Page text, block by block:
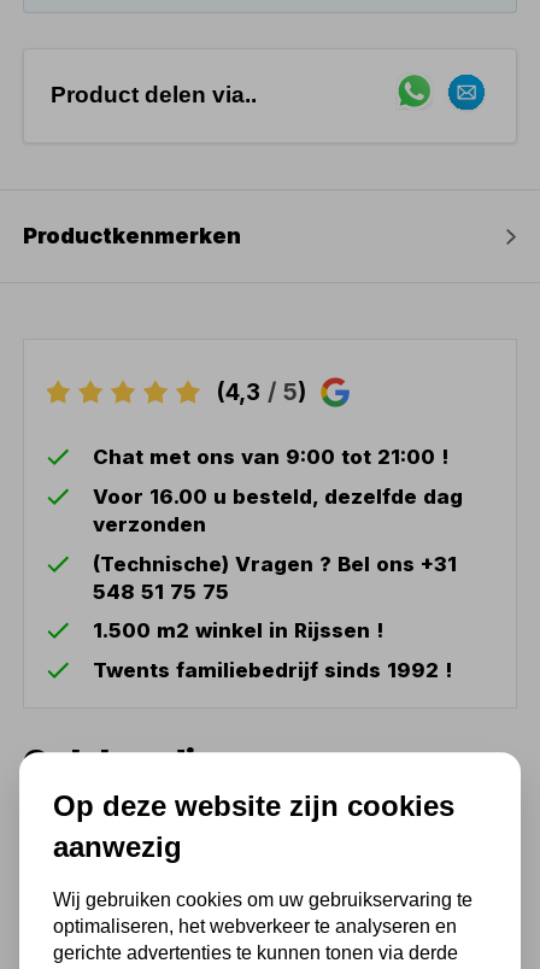
Product delen via..
Productkenmerken
(4,3 / 5)
Chat met ons van 9:00 tot 21:00 !
Voor 16.00 u besteld, dezelfde dag
verzonden
(Technische) Vragen ? Bel ons +31
548 51 75 75
1.500 m2 winkel in Rijssen !
Twents familiebedrijf sinds 1992 !
Ook handig
Kernboor 20mm lengte
26,62
22,00 excl. BTW
Op deze website zijn cookies
aanwezig
Wij gebruiken cookies om uw gebruikservaring te
optimaliseren, het webverkeer te analyseren en
gerichte advertenties te kunnen tonen via derde